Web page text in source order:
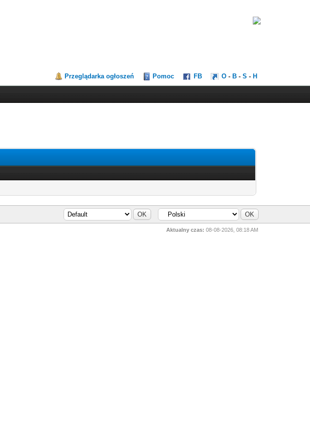
Przeglądarka ogłoszeń Pomoc FB O - B -S - H
Aktualny czas: 08-08-2026, 08:18 AM